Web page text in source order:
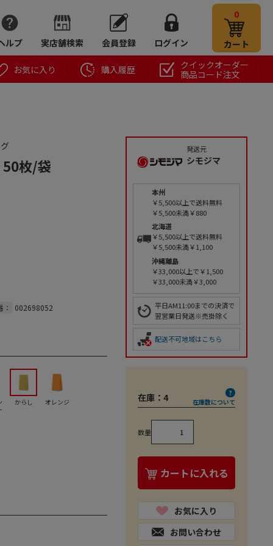
ルプ 実店舗検索 会員登録 ログイン
0
カート
お気に入り 購入履歴
クイックオーダー
商品コード注文
50枚/袋
002698052
からし オレンジ
発送元
シモジマ
本州
￥5,500以上で送料無料
￥5,500未満￥880
北海道
￥5,500以上で送料無料
￥5,500未満￥1,100
沖縄離島
￥33,000以上で￥1,500
￥33,000未満￥3,000
平日AM11:00までの決済で
翌営業日発送※売掛除く
配送不可地域はこちら
在庫： 4 在庫数について
数量
カートに入れる
お気に入り
お問い合わせ